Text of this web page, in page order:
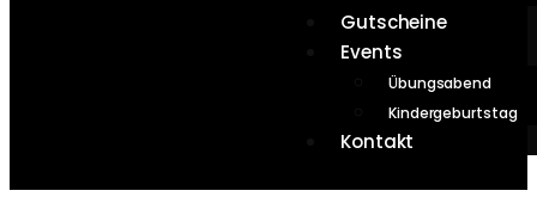
Gutscheine
Events
Übungsabend
Kindergeburtstag
Kontakt